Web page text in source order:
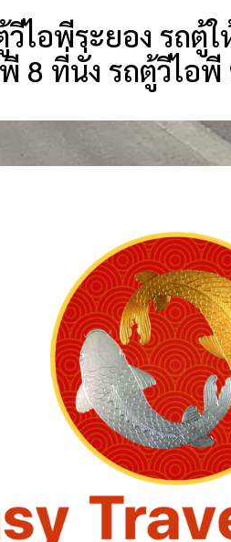
วีไอพีระยอง รถตู้
8 ที่นั่ง รถตู้วีไ